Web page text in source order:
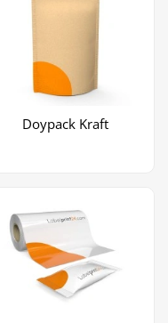
Doypack Kraft